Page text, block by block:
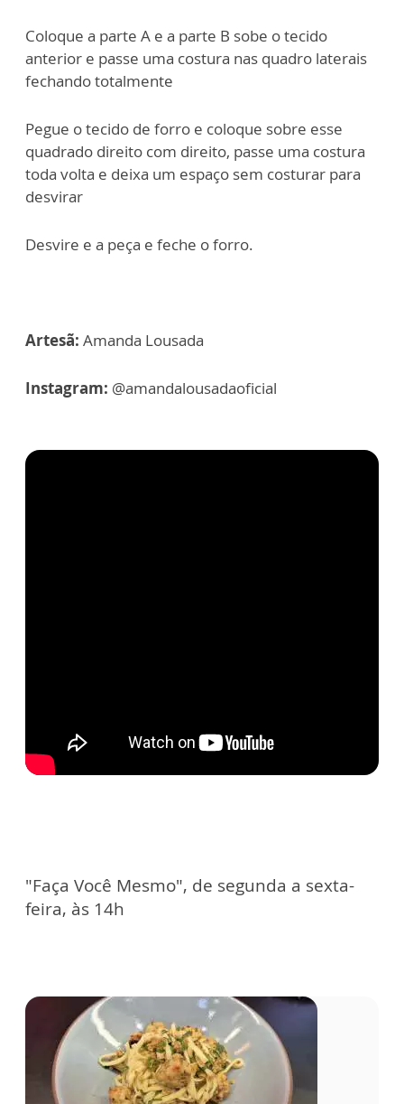
Coloque a parte A e a parte B sobe o tecido
anterior e passe uma costura nas quadro laterais
fechando totalmente
Pegue o tecido de forro e coloque sobre esse
quadrado direito com direito, passe uma costura
toda volta e deixa um espaço sem costurar para
desvirar
Desvire e a peça e feche o forro.
Artesã: Amanda Lousada
Instagram: @amandalousadaoficial
"Faça Você Mesmo", de segunda a sexta-
feira, às 14h